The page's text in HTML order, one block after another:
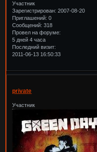
Участник
Зарегистрирован: 2007-08-20
Приглашений: 0
Сообщений: 318
Провел на форуме:
5 дней 4 часа
Последний визит:
2011-06-13 16:50:33
private
Участник